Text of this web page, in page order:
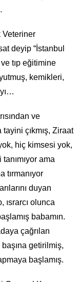
Veteriner
deyip “İstanbul
tıp eğitimine
kemikleri,
ve
tayini çıkmış, Ziraat
hiç kimsesi yok,
ama
tırmanıyor
duyan
ısrarcı olunca
babamın.
çağrılan
getirilmiş,
başlamış.